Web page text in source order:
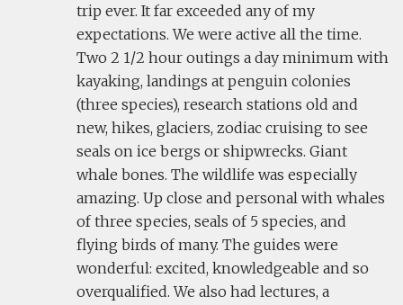
trip ever. It far exceeded any of my
expectations. We were active all the time.
Two 2 1/2 hour outings a day minimum with
kayaking, landings at penguin colonies
(three species), research stations old and
new, hikes, glaciers, zodiac cruising to see
seals on ice bergs or shipwrecks. Giant
whale bones. The wildlife was especially
amazing. Up close and personal with whales
of three species, seals of 5 species, and
flying birds of many. The guides were
wonderful: excited, knowledgeable and so
overqualified. We also had lectures, a